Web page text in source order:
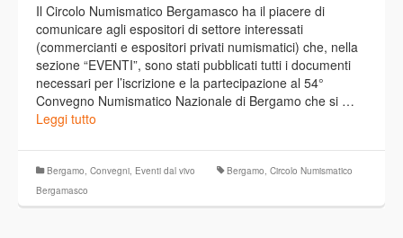
Il Circolo Numismatico Bergamasco ha il piacere di
comunicare agli espositori di settore interessati
(commercianti e espositori privati numismatici) che, nella
sezione “EVENTI”, sono stati pubblicati tutti i documenti
necessari per l’iscrizione e la partecipazione al 54°
Convegno Numismatico Nazionale di Bergamo che si …
Leggi tutto
Bergamo Convegni Eventi dal vivo Bergamo Circolo Numismatico
Bergamasco